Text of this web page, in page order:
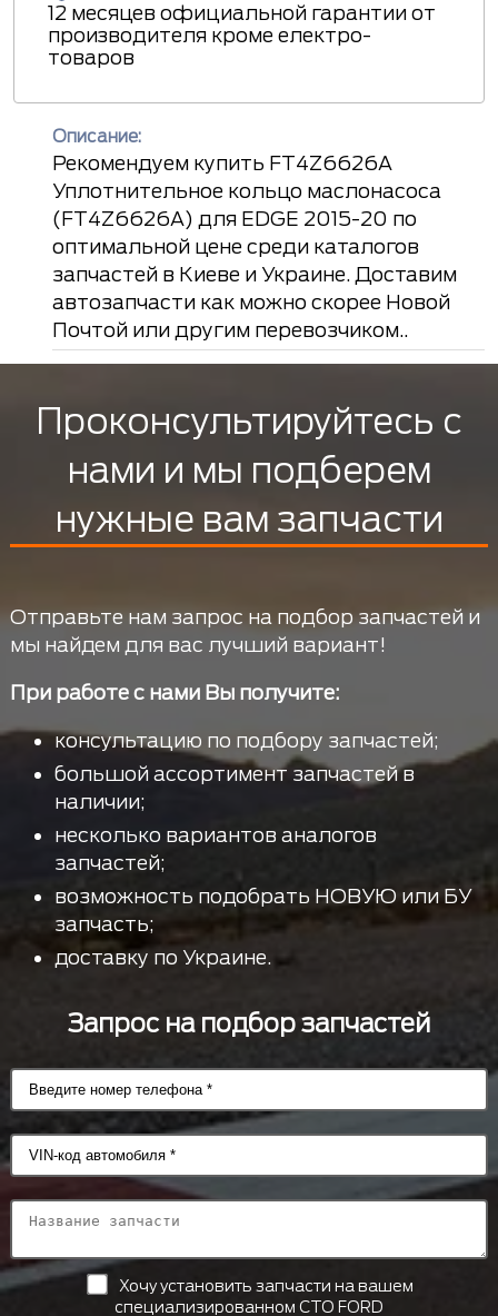
12 месяцев официальной гарантии от
производителя кроме електро-
товаров
Описание:
Рекомендуем купить FT4Z6626A
Уплотнительное кольцо маслонасоса
(FT4Z6626A) для EDGE 2015-20 по
оптимальной цене среди каталогов
запчастей в Киеве и Украине. Доставим
автозапчасти как можно скорее Новой
Почтой или другим перевозчиком..
Проконсультируйтесь с
нами и мы подберем
нужные вам запчасти
Отправьте нам запрос на подбор запчастей и
мы найдем для вас лучший вариант!
При работе с нами Вы получите:
консультацию по подбору запчастей;
большой ассортимент запчастей в
наличии;
несколько вариантов аналогов
запчастей;
возможность подобрать НОВУЮ или БУ
запчасть;
доставку по Украине.
Запрос на подбор запчастей
Хочу установить запчасти на вашем
специализированном СТО FORD